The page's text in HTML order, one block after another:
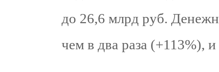
до 26,6 млрд руб.
чем в два раза (+113%),